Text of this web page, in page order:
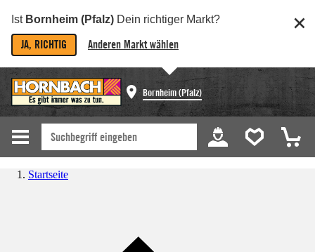
Ist Bornheim (Pfalz) Dein richtiger Markt?
JA, RICHTIG Anderen Markt wählen
Bornheim (Pfalz)
Startseite